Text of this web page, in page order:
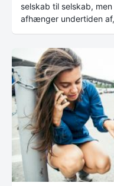
selskab til selskab,
afhænger undertiden